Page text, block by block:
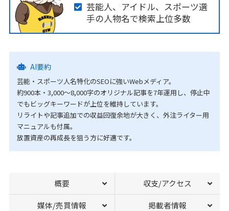
芸能人、アイドル、スポーツ選
手の人物名で検索上位多数
AI要約
芸能・スポーツ人名特化のSEOに強いWebメディア。
約900本・3,000～8,000字のオリジナル記事を7年運用し、停止中
でもビッグキーワードが上位を維持しています。
リライトや記事追加での収益回復余地が大きく、外注ライター用
マニュアルも付属。
放置資産の再成長を狙う方に好適です。
概要 収支/アクセス
媒体/売買情報 掲載者情報